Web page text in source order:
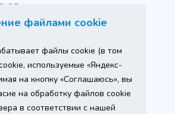
файлами cookie
файлы cookie (в том
используемые «Яндекс-
на кнопку «Соглашаюсь», вы
на обработку файлов cookie
в соответствии с нашей
65
о товарах носит
не является публичной
с пунктом 2 статьи 437 ГК РФ.
информации о наличии и
и (или) услуг,
к менеджеру сайта по